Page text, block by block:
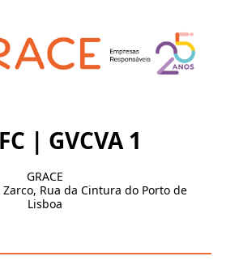
| GVCVA 1
GRACE
Rua da Cintura do Porto de
Lisboa